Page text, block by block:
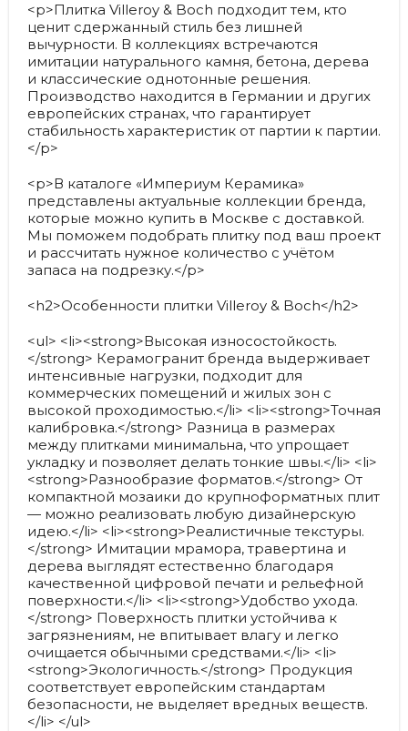
<p>Плитка Villeroy & Boch подходит тем, кто
ценит сдержанный стиль без лишней
вычурности. В коллекциях встречаются
имитации натурального камня, бетона, дерева
и классические однотонные решения.
Производство находится в Германии и других
европейских странах, что гарантирует
стабильность характеристик от партии к партии.
</p>
<p>В каталоге «Империум Керамика»
представлены актуальные коллекции бренда,
которые можно купить в Москве с доставкой.
Мы поможем подобрать плитку под ваш проект
и рассчитать нужное количество с учётом
запаса на подрезку.</p>
<h2>Особенности плитки Villeroy & Boch</h2>
<ul> <li><strong>Высокая износостойкость.
</strong> Керамогранит бренда выдерживает
интенсивные нагрузки, подходит для
коммерческих помещений и жилых зон с
высокой проходимостью.</li> <li><strong>Точная
калибровка.</strong> Разница в размерах
между плитками минимальна, что упрощает
укладку и позволяет делать тонкие швы.</li> <li>
<strong>Разнообразие форматов.</strong> От
компактной мозаики до крупноформатных плит
— можно реализовать любую дизайнерскую
идею.</li> <li><strong>Реалистичные текстуры.
</strong> Имитации мрамора, травертина и
дерева выглядят естественно благодаря
качественной цифровой печати и рельефной
поверхности.</li> <li><strong>Удобство ухода.
</strong> Поверхность плитки устойчива к
загрязнениям, не впитывает влагу и легко
очищается обычными средствами.</li> <li>
<strong>Экологичность.</strong> Продукция
соответствует европейским стандартам
безопасности, не выделяет вредных веществ.
</li> </ul>